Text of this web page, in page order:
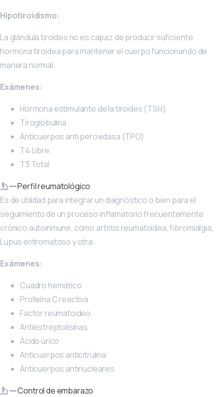
Hipotiroidismo:
La glándula tiroides no es capaz de producir suficiente
hormona tiroidea para mantener el cuerpo funcionando de
manera normal.
Exámenes:
Hormona estimulante de la tiroides (TSH)
Tiroglobulina
Anticuerpos anti peroxidasa (TPO)
T4 Libre
T3 Total
Perfil reumatológico
Es de utilidad para integrar un diagnóstico o bien para el
seguimiento de un proceso inflamatorio frecuentemente
crónico autoinmune, como artritis reumatoidea, fibromialgia,
Lupus eritromatoso y otra.
Exámenes:
Cuadro hemático
Proteína C reactiva
Factor reumatoideo
Antiestreptolisinas
Ácido úrico
Anticuerpos anticitrulina
Anticuerpos antinucleares
Control de embarazo